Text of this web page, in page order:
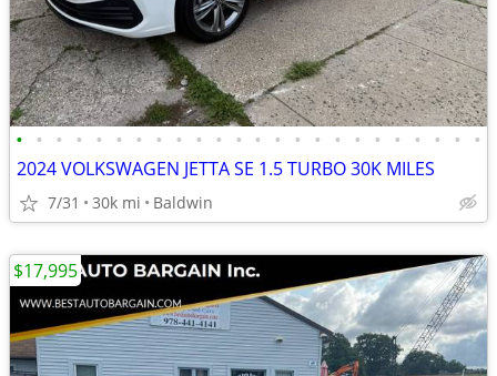
• • • • • • • • • • • • • • • • • • • • • • • •
2024 VOLKSWAGEN JETTA SE 1.5 TURBO 30K MILES
7/31 30k mi Baldwin
$17,995